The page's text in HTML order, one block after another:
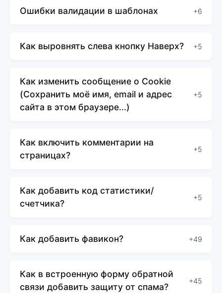
Ошибки валидации в шаблонах +6
Как выровнять слева кнопку Наверх? +5
Как изменить сообщение о Cookie
(Сохранить моё имя, email и адрес
сайта в этом браузере...)
+5
Как включить комментарии на
страницах?
+5
Как добавить код статистики/
счетчика?
+5
Как добавить фавикон? +49
Как в встроенную форму обратной
связи добавить защиту от спама?
+45